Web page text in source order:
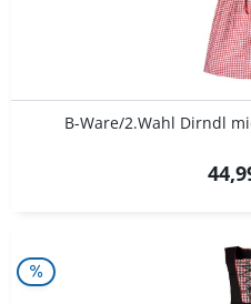
B-Ware/2.Wahl Dirndl